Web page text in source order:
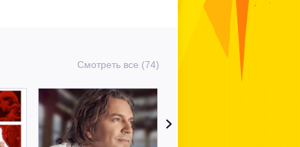
Смотреть все (74)